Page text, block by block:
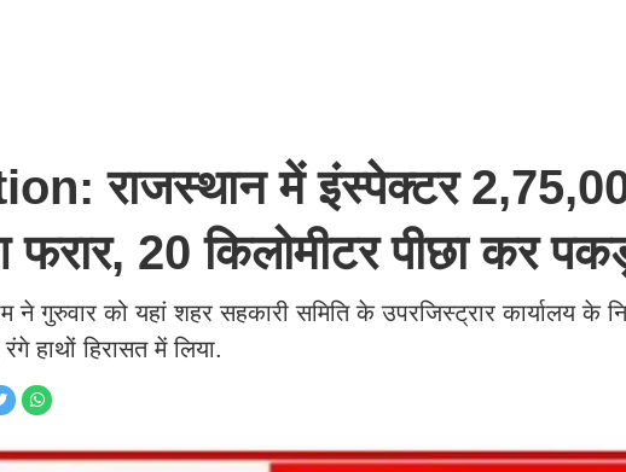
राजस्थान में इंस्पेक्टर
20 किलोमीटर पीछा कर
ने गुरुवार को यहां शहर सहकारी समिति के उपरजिस्ट्रार कार्यालय के
हाथों हिरासत में लिया.